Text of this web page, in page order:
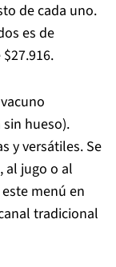
de cada uno.
es de
hueso).
y versátiles. Se
al jugo o al
menú en
tradicional